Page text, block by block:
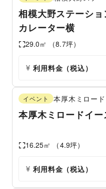
相模大野ステーシ
カレーター横
29.0㎡ （8.7坪）
利用料金（税込）
イベント 本厚木ミロード
本厚木ミロードイー
16.25㎡ （4.9坪）
利用料金（税込）